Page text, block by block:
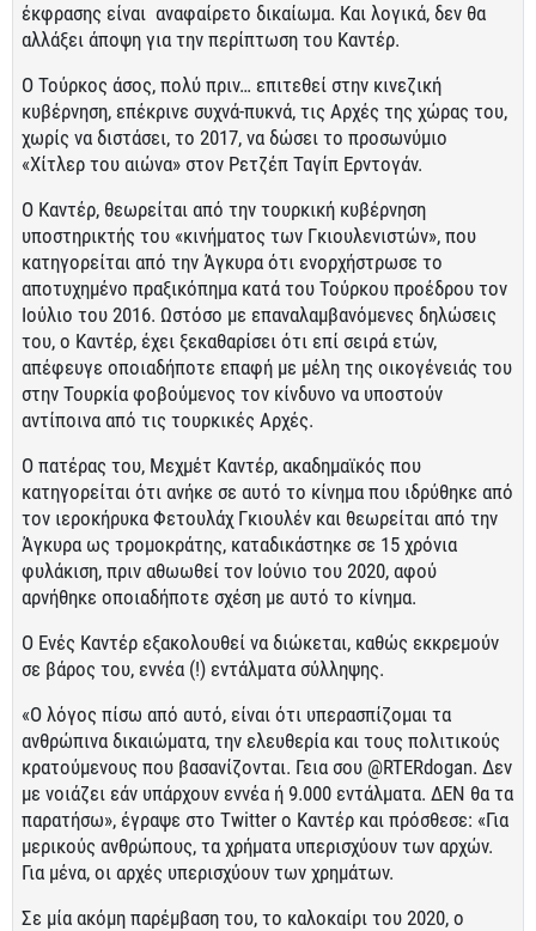
έκφρασης είναι αναφαίρετο δικαίωμα. Και λογικά, δεν θα
αλλάξει άποψη για την περίπτωση του Καντέρ.
Ο Τούρκος άσος, πολύ πριν… επιτεθεί στην κινεζική
κυβέρνηση, επέκρινε συχνά-πυκνά, τις Αρχές της χώρας του,
χωρίς να διστάσει, το 2017, να δώσει το προσωνύμιο
«Χίτλερ του αιώνα» στον Ρετζέπ Ταγίπ Ερντογάν.
Ο Καντέρ, θεωρείται από την τουρκική κυβέρνηση
υποστηρικτής του «κινήματος των Γκιουλενιστών», που
κατηγορείται από την Άγκυρα ότι ενορχήστρωσε το
αποτυχημένο πραξικόπημα κατά του Τούρκου προέδρου τον
Ιούλιο του 2016. Ωστόσο με επαναλαμβανόμενες δηλώσεις
του, ο Καντέρ, έχει ξεκαθαρίσει ότι επί σειρά ετών,
απέφευγε οποιαδήποτε επαφή με μέλη της οικογένειάς του
στην Τουρκία φοβούμενος τον κίνδυνο να υποστούν
αντίποινα από τις τουρκικές Αρχές.
Ο πατέρας του, Μεχμέτ Καντέρ, ακαδημαϊκός που
κατηγορείται ότι ανήκε σε αυτό το κίνημα που ιδρύθηκε από
τον ιεροκήρυκα Φετουλάχ Γκιουλέν και θεωρείται από την
Άγκυρα ως τρομοκράτης, καταδικάστηκε σε 15 χρόνια
φυλάκιση, πριν αθωωθεί τον Ιούνιο του 2020, αφού
αρνήθηκε οποιαδήποτε σχέση με αυτό το κίνημα.
Ο Ενές Καντέρ εξακολουθεί να διώκεται, καθώς εκκρεμούν
σε βάρος του, εννέα (!) εντάλματα σύλληψης.
«Ο λόγος πίσω από αυτό, είναι ότι υπερασπίζομαι τα
ανθρώπινα δικαιώματα, την ελευθερία και τους πολιτικούς
κρατούμενους που βασανίζονται. Γεια σου @RTERdogan. Δεν
με νοιάζει εάν υπάρχουν εννέα ή 9.000 εντάλματα. ΔΕΝ θα τα
παρατήσω», έγραψε στο Twitter ο Καντέρ και πρόσθεσε: «Για
μερικούς ανθρώπους, τα χρήματα υπερισχύουν των αρχών.
Για μένα, οι αρχές υπερισχύουν των χρημάτων.
Σε μία ακόμη παρέμβαση του, το καλοκαίρι του 2020, ο